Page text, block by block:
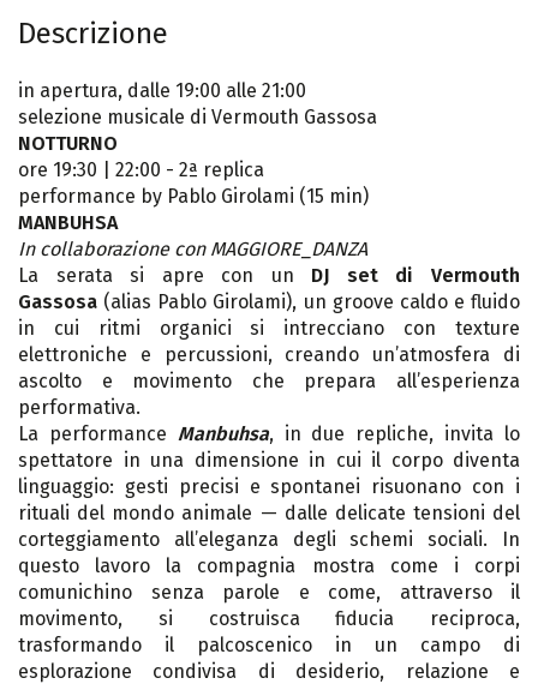
Descrizione
in apertura, dalle 19:00 alle 21:00
selezione musicale di Vermouth Gassosa
NOTTURNO
ore 19:30 | 22:00 - 2ª replica
performance by Pablo Girolami (15 min)
MANBUHSA
In collaborazione con MAGGIORE_DANZA
La serata si apre con un DJ set di Vermouth
Gassosa (alias Pablo Girolami), un groove caldo e fluido
in cui ritmi organici si intrecciano con texture
elettroniche e percussioni, creando un’atmosfera di
ascolto e movimento che prepara all’esperienza
performativa.
La performance Manbuhsa, in due repliche, invita lo
spettatore in una dimensione in cui il corpo diventa
linguaggio: gesti precisi e spontanei risuonano con i
rituali del mondo animale — dalle delicate tensioni del
corteggiamento all’eleganza degli schemi sociali. In
questo lavoro la compagnia mostra come i corpi
comunichino senza parole e come, attraverso il
movimento, si costruisca fiducia reciproca,
trasformando il palcoscenico in un campo di
esplorazione condivisa di desiderio, relazione e